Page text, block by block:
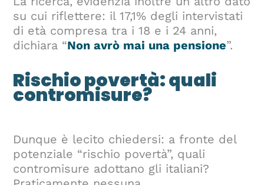
su cui riflettere: il 17,1% degli intervistati
di età compresa tra i 18 e i 24 anni,
dichiara “Non avrò mai una pensione”.
Rischio povertà: quali
contromisure?
Dunque è lecito chiedersi: a fronte del
potenziale “rischio povertà”, quali
contromisure adottano gli italiani?